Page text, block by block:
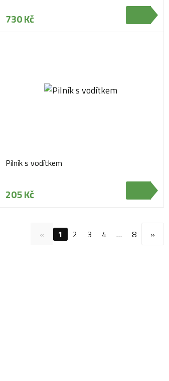
730 Kč
Pilník s vodítkem
205 Kč
« 1 2 3 4 … 8 »